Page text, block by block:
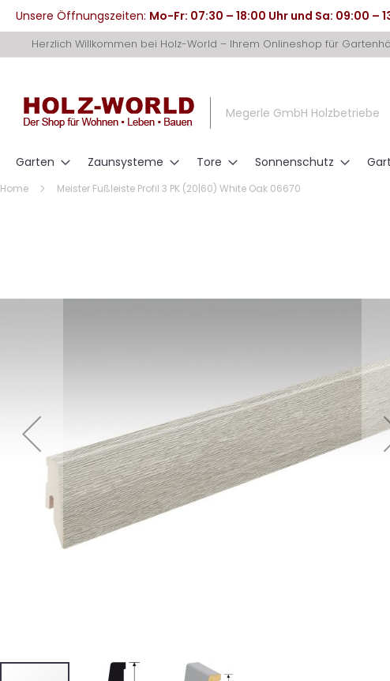
Unsere Öffnungszeiten: Mo-Fr: 07:30 – 18:00 Uhr und Sa: 09:00 –
zum
Herzlich Willkommen bei Holz-World – Ihrem Onlineshop für
Megerle GmbH Holzbetriebe
Garten Zaunsysteme Tore Sonnenschutz
Home Meister Fußleiste Profil 3 PK (20|60) White Oak 06670